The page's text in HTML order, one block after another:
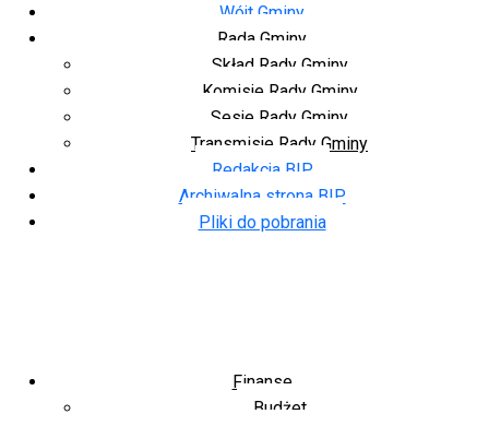
Wójt Gminy
Rada Gminy
Skład Rady Gminy
Komisje Rady Gminy
Sesje Rady Gminy
Transmisje Rady Gminy
Redakcja BIP
Archiwalna strona BIP
Pliki do pobrania
Finanse
Budżet